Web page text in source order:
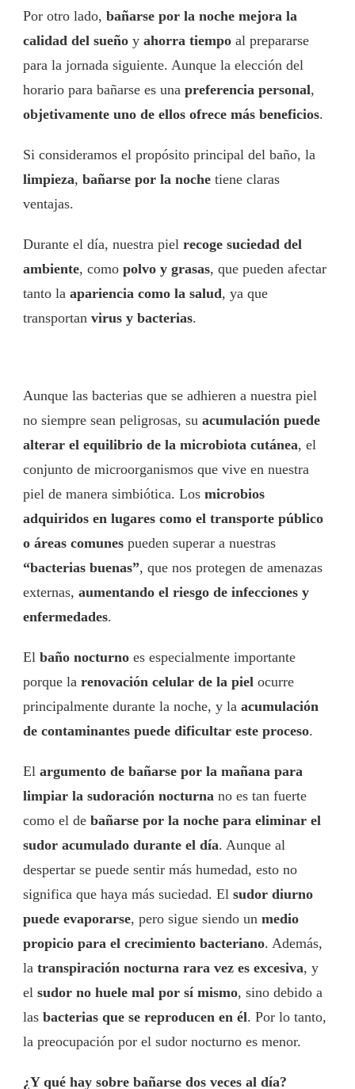
Por otro lado, bañarse por la noche mejora la
calidad del sueño y ahorra tiempo al prepararse
para la jornada siguiente. Aunque la elección del
horario para bañarse es una preferencia personal,
objetivamente uno de ellos ofrece más beneficios.
Si consideramos el propósito principal del baño, la
limpieza, bañarse por la noche tiene claras
ventajas.
Durante el día, nuestra piel recoge suciedad del
ambiente, como polvo y grasas, que pueden afectar
tanto la apariencia como la salud, ya que
transportan virus y bacterias.
Aunque las bacterias que se adhieren a nuestra piel
no siempre sean peligrosas, su acumulación puede
alterar el equilibrio de la microbiota cutánea, el
conjunto de microorganismos que vive en nuestra
piel de manera simbiótica. Los microbios
adquiridos en lugares como el transporte público
o áreas comunes pueden superar a nuestras
“bacterias buenas”, que nos protegen de amenazas
externas, aumentando el riesgo de infecciones y
enfermedades.
El baño nocturno es especialmente importante
porque la renovación celular de la piel ocurre
principalmente durante la noche, y la acumulación
de contaminantes puede dificultar este proceso.
El argumento de bañarse por la mañana para
limpiar la sudoración nocturna no es tan fuerte
como el de bañarse por la noche para eliminar el
sudor acumulado durante el día. Aunque al
despertar se puede sentir más humedad, esto no
significa que haya más suciedad. El sudor diurno
puede evaporarse, pero sigue siendo un medio
propicio para el crecimiento bacteriano. Además,
la transpiración nocturna rara vez es excesiva, y
el sudor no huele mal por sí mismo, sino debido a
las bacterias que se reproducen en él. Por lo tanto,
la preocupación por el sudor nocturno es menor.
¿Y qué hay sobre bañarse dos veces al día?